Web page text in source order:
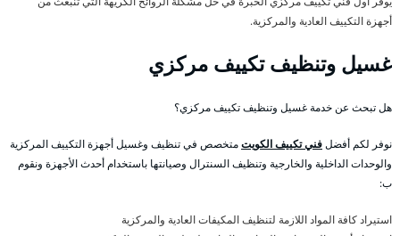
أجهزة التكييف العادية والمركزية.
غسيل وتنظيف تكييف مركزي
هل تبحث عن خدمة غسيل وتنظيف تكييف مركزي؟
نوفر لكم أفضلفني تكييف الكويتمتخصص في تنظيف وغسيل أجهزة التكييف المركزية
والوحدات الداخلية والخارجية وتنظيف السنترال وصيانتها باستخدام أحدث الأجهزة ونقوم
ب:
استيراد كافة المواد اللازمة لتنظيف المكيفات العادية والمركزية